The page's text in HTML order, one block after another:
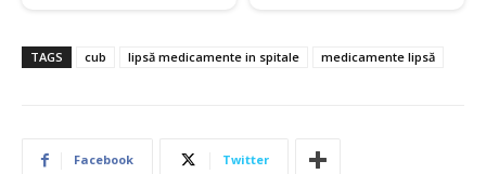
TAGS cub lipsă medicamente in spitale medicamente lipsă
Facebook Twitter